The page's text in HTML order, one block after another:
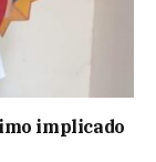
implicado